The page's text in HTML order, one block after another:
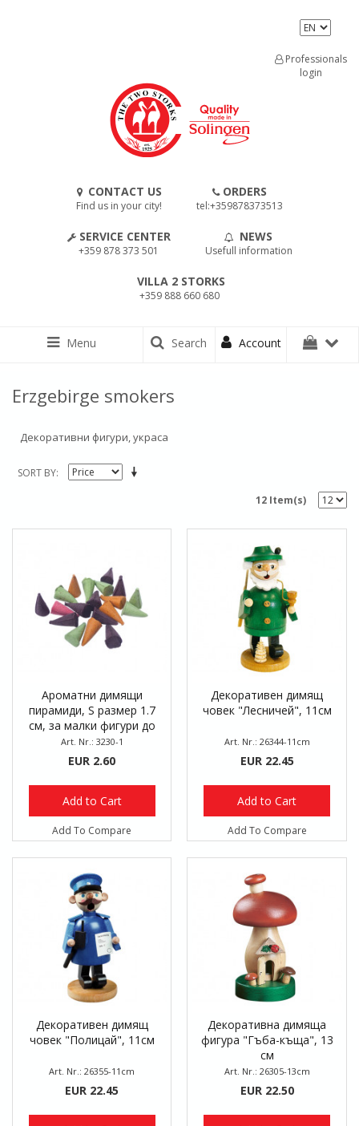
CONTACT US
Find us in your city!
ORDERS
tel:+359878373513
SERVICE CENTER
+359 878 373 501
NEWS
Usefull information
VILLA 2 STORKS
+359 888 660 680
Professionals
login
Menu Search Account
Erzgebirge smokers
Декоративни фигури, украса
SORT BY
12 Item(s)
Ароматни димящи
пирамиди, S размер 1.7
см, за малки фигури до
14 см
Art. Nr.: 3230-1
EUR 2.60
Add to Cart
Add To Compare
Декоративен димящ
човек "Лесничей", 11см
Art. Nr.: 26344-11cm
EUR 22.45
Add to Cart
Add To Compare
Декоративен димящ
човек "Полицай", 11см
Art. Nr.: 26355-11cm
EUR 22.45
Декоративна димяща
фигура "Гъба-къща", 13
см
Art. Nr.: 26305-13cm
EUR 22.50